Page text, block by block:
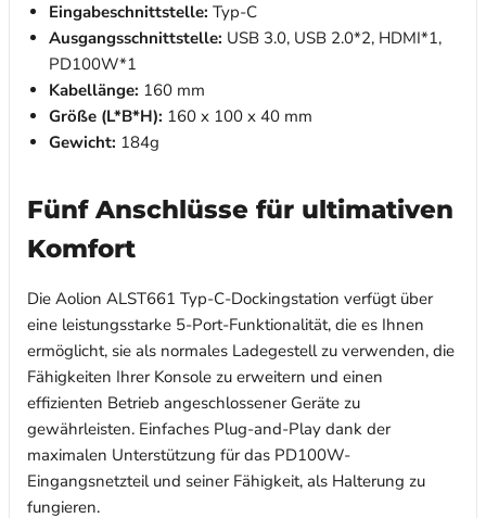
Eingabeschnittstelle: Typ-C
Ausgangsschnittstelle: USB 3.0, USB 2.0*2, HDMI*1,
PD100W*1
Kabellänge: 160 mm
Größe (L*B*H): 160 x 100 x 40 mm
Gewicht: 184g
Fünf Anschlüsse für ultimativen
Komfort
Die Aolion ALST661 Typ-C-Dockingstation verfügt über
eine leistungsstarke 5-Port-Funktionalität, die es Ihnen
ermöglicht, sie als normales Ladegestell zu verwenden, die
Fähigkeiten Ihrer Konsole zu erweitern und einen
effizienten Betrieb angeschlossener Geräte zu
gewährleisten. Einfaches Plug-and-Play dank der
maximalen Unterstützung für das PD100W-
Eingangsnetzteil und seiner Fähigkeit, als Halterung zu
fungieren.